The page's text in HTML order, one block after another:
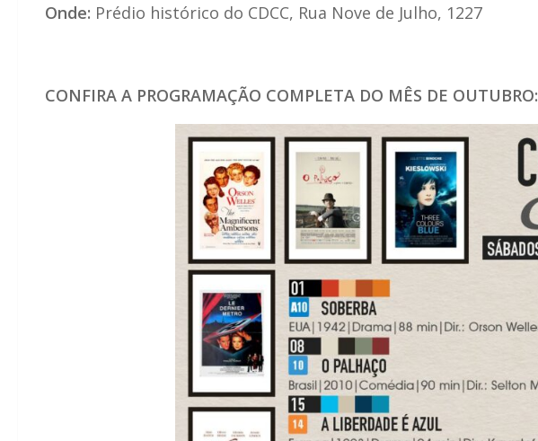
Onde: Prédio histórico do CDCC, Rua Nove de Julho, 1227
CONFIRA A PROGRAMAÇÃO COMPLETA DO MÊS DE OUTUBRO: